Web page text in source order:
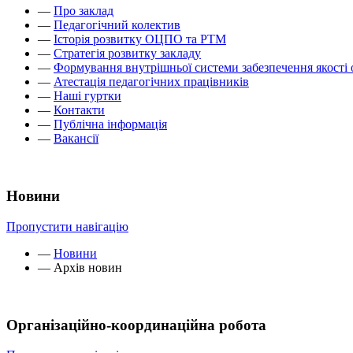
— Про заклад
— Педагогічний колектив
— Історія розвитку ОЦПО та РТМ
— Стратегія розвитку закладу
— Формування внутрішньої системи забезпечення якості
— Атестація педагогічних працівників
— Наші гуртки
— Контакти
— Публічна інформація
— Вакансії
Новини
Пропустити навігацію
— Новини
— Архів новин
Організаційно-координаційна робота